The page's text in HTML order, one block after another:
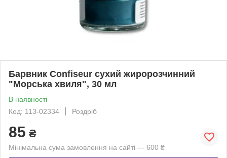
Барвник Confiseur сухий жиророзчинний
"Морська хвиля", 30 мл
В наявності
Код: 113-02334
Роздріб
85 ₴
Мінімальна сума замовлення на сайті — 600 ₴